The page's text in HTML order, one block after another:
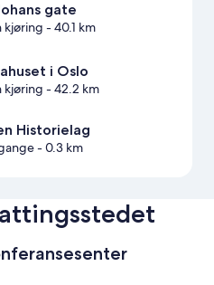
gate
kjøring - 40.1 km
i Oslo
kjøring - 42.2 km
Historielag
- 0.3 km